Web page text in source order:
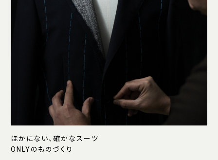
ほかにない、確かなスーツ
ONLYのものづくり